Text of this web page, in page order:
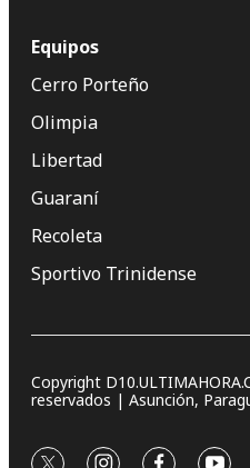
Equipos
Cerro Porteño
Olimpia
Libertad
Guaraní
Recoleta
Sportivo Trinidense
Copyright
reservados | Asunción,